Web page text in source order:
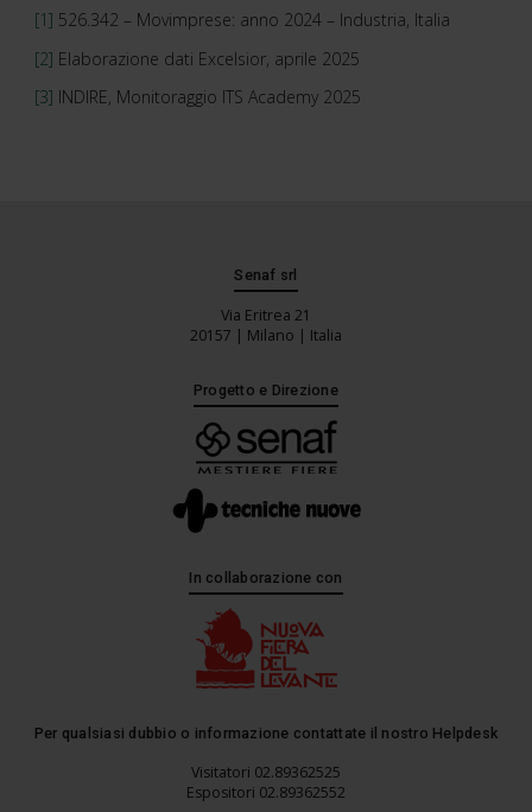
[1] 526.342 – Movimprese: anno 2024 – Industria, Italia
[2] Elaborazione dati Excelsior, aprile 2025
[3] INDIRE, Monitoraggio ITS Academy 2025
Senaf srl
Via Eritrea 21
20157 | Milano | Italia
Progetto e Direzione
In collaborazione con
Per qualsiasi dubbio o informazione contattate il nostro Helpdesk
Visitatori 02.89362525
Espositori 02.89362552